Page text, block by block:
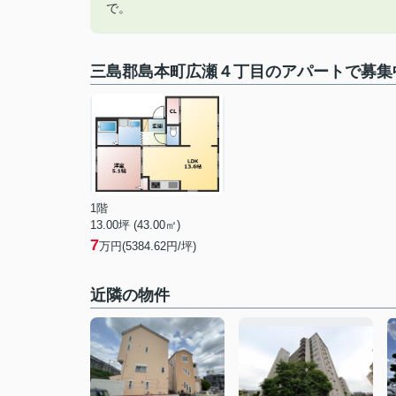
で。
三島郡島本町広瀬４丁目のアパートで募
1階
13.00坪 (43.00㎡)
7万円(5384.62円/坪)
近隣の物件